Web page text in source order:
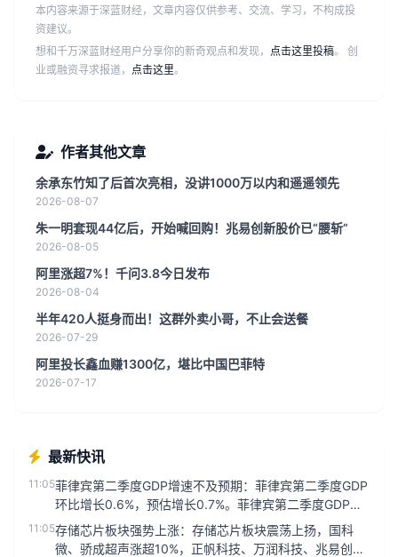
本内容来源于深蓝财经，文章内容仅供参考、交流、学习，不构成投
资建议。
想和千万深蓝财经用户分享你的新奇观点和发现， 点击这里投稿。 创
业或融资寻求报道， 点击这里。
作者其他文章
余承东竹知了后首次亮相，没讲1000万以内和遥遥领先
2026-08-07
朱一明套现44亿后，开始喊回购！兆易创新股价已“腰斩”
2026-08-05
阿里涨超7%！千问3.8今日发布
2026-08-04
半年420人挺身而出！这群外卖小哥，不止会送餐
2026-07-29
阿里投长鑫血赚1300亿，堪比中国巴菲特
2026-07-17
最新快讯
11:05菲律宾第二季度GDP增速不及预期：菲律宾第二季度GDP
环比增长0.6%，预估增长0.7%。菲律宾第二季度GDP同
比增长2...
11:05存储芯片板块强势上涨：存储芯片板块震荡上扬，国科
微、骄成超声涨超10%，正帆科技、万润科技、兆易创